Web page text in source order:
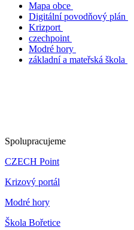
Mapa obce
Digitální povodňový plán
Krizport
czechpoint
Modré hory
základní a mateřská škola
Spolupracujeme
CZECH Point
Krizový portál
Modré hory
Škola Bořetice